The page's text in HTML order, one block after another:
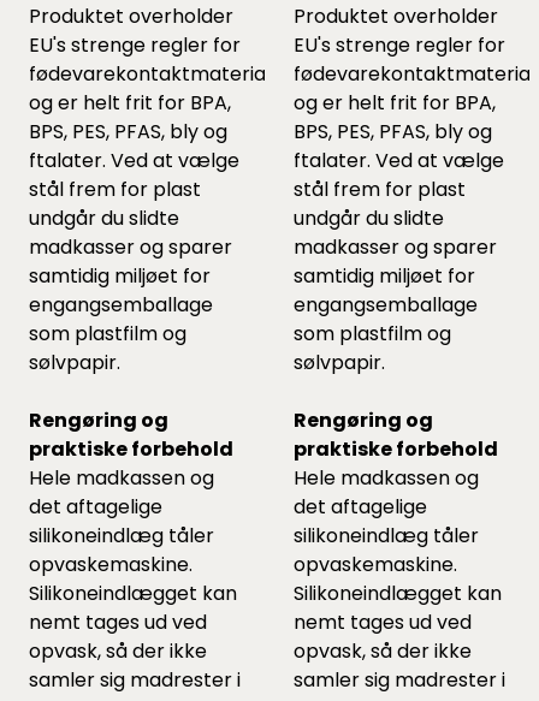
Produktet overholder
EU's strenge regler for
fødevarekontaktmaterialer
og er helt frit for BPA,
BPS, PES, PFAS, bly og
ftalater. Ved at vælge
stål frem for plast
undgår du slidte
madkasser og sparer
samtidig miljøet for
engangsemballage
som plastfilm og
sølvpapir.
Rengøring og
praktiske forbehold
Hele madkassen og
det aftagelige
silikoneindlæg tåler
opvaskemaskine.
Silikoneindlægget kan
nemt tages ud ved
opvask, så der ikke
samler sig madrester i
Produktet overholder
EU's strenge regler for
og er helt frit for BPA,
BPS, PES, PFAS, bly og
ftalater. Ved at vælge
stål frem for plast
undgår du slidte
madkasser og sparer
samtidig miljøet for
engangsemballage
som plastfilm og
sølvpapir.
Rengøring og
praktiske forbehold
Hele madkassen og
det aftagelige
silikoneindlæg tåler
opvaskemaskine.
Silikoneindlægget kan
nemt tages ud ved
opvask, så der ikke
samler sig madrester i